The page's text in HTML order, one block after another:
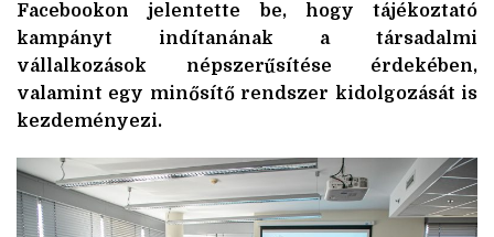
Facebookon jelentette be, hogy tájékoztató
kampányt indítanának a társadalmi
vállalkozások népszerűsítése érdekében,
valamint egy minősítő rendszer kidolgozását is
kezdeményezi.